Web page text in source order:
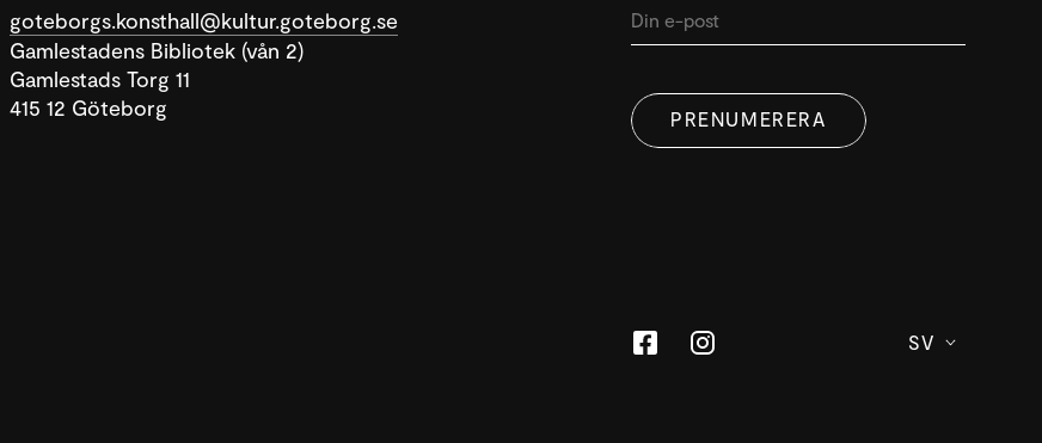
goteborgs.konsthall@kultur.goteborg.se
Gamlestadens Bibliotek (vån 2)
Gamlestads Torg 11
415 12 Göteborg
PRENUMERERA
SV